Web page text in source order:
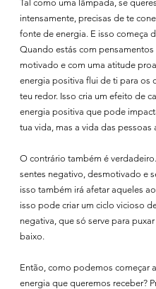
Tal como uma lâmpada, se
intensamente, precisas de te
fonte de energia. E isso começa
Quando estás com
motivado e com uma atitude
energia positiva flui de ti para os
teu redor. Isso cria um efeito de
energia positiva que pode
tua vida, mas a vida das pessoas
O contrário também é
sentes negativo, desmotivado e
isso também irá afetar aqueles
isso pode criar um ciclo vicioso
negativa, que só serve para
baixo.
Então, como podemos começar
energia que queremos receber?